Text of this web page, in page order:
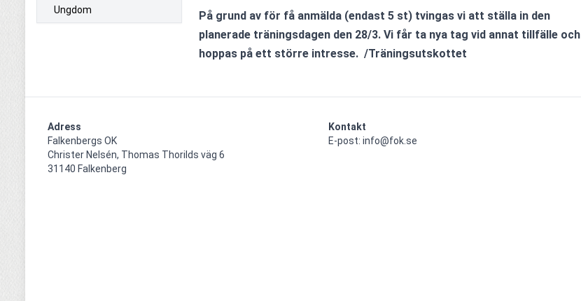
Ungdom
På grund av för få anmälda (endast 5 st) tvingas vi att ställa in den
planerade träningsdagen den 28/3. Vi får ta nya tag vid annat tillfälle och
hoppas på ett större intresse.  /Träningsutskottet
Adress
Falkenbergs OK
Christer Nelsén, Thomas Thorilds väg 6
31140 Falkenberg
Kontakt
E-post: info@fok.se